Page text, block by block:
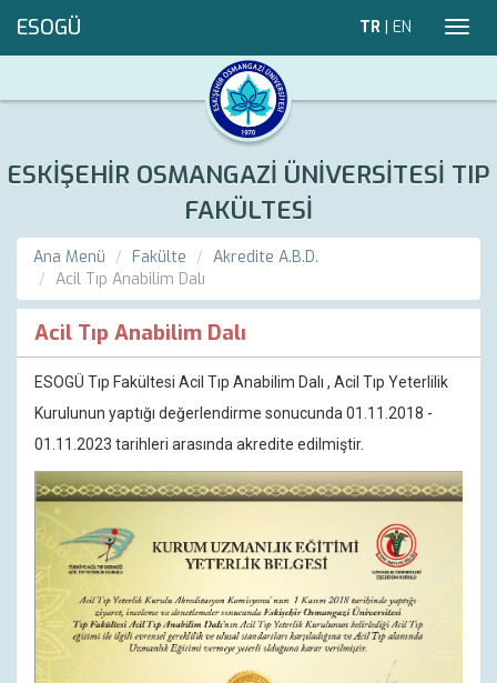
ESOGÜ TR | EN
ESKİŞEHİR OSMANGAZİ ÜNİVERSİTESİ TIP
FAKÜLTESİ
Ana Menü Fakülte
Akredite A.B.D.
Acil Tıp Anabilim Dalı
Acil Tıp Anabilim Dalı
ESOGÜ Tıp Fakültesi Acil Tıp Anabilim Dalı , Acil Tıp Yeterlilik
Kurulunun yaptığı değerlendirme sonucunda 01.11.2018 -
01.11.2023 tarihleri arasında akredite edilmiştir.